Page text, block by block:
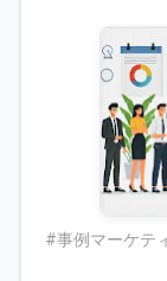
#事例マーケテ